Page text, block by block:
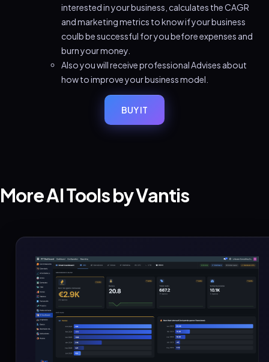
interested in your business, calculates the CAGR
and marketing metrics to know if your business
coulb be successful for you before expenses and
burn your money.
Also you will receive professional Advises about
how to improve your business model.
BUY IT
More AI Tools by Vantis